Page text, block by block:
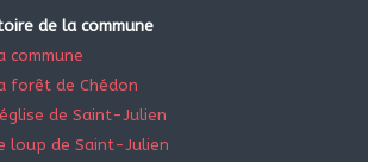
de la commune
commune
forêt de Chédon
de Saint-Julien
loup de Saint-Julien